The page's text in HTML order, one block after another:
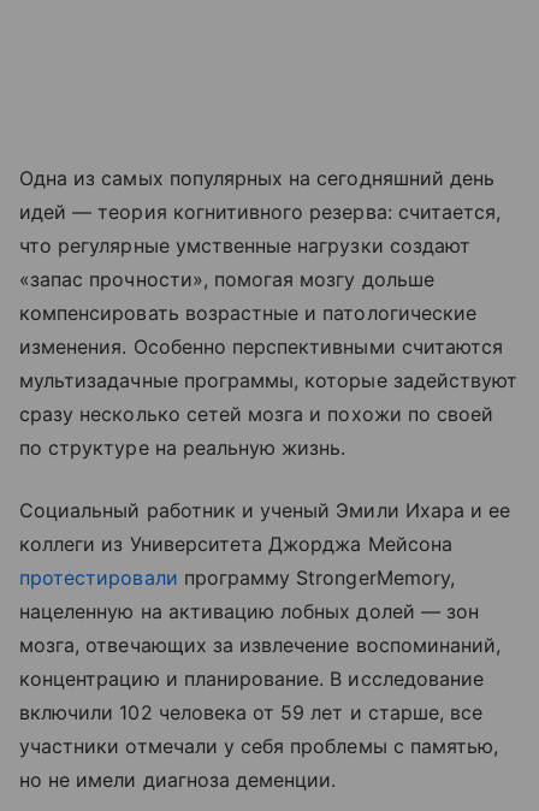
Одна из самых популярных на сегодняшний день
идей — теория когнитивного резерва: считается,
что регулярные умственные нагрузки создают
«запас прочности», помогая мозгу дольше
компенсировать возрастные и патологические
изменения. Особенно перспективными считаются
мультизадачные программы, которые задействуют
сразу несколько сетей мозга и похожи по своей
по структуре на реальную жизнь.
Социальный работник и ученый Эмили Ихара и ее
коллеги из Университета Джорджа Мейсона
протестировали программу StrongerMemory,
нацеленную на активацию лобных долей — зон
мозга, отвечающих за извлечение воспоминаний,
концентрацию и планирование. В исследование
включили 102 человека от 59 лет и старше, все
участники отмечали у себя проблемы с памятью,
но не имели диагноза деменции.